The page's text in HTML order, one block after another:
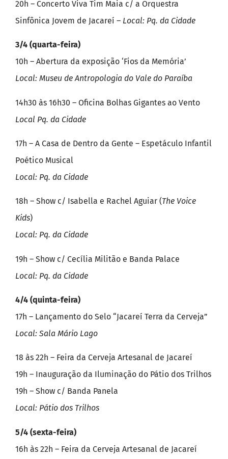
20h – Concerto Viva Tim Maia c/ a Orquestra
Sinfônica Jovem de Jacareí – Local: Pq. da Cidade
3/4 (quarta-feira)
10h – Abertura da exposição ‘Fios da Memória’
Local: Museu de Antropologia do Vale do Paraíba
14h30 às 16h30 – Oficina Bolhas Gigantes ao Vento
Local Pq. da Cidade
17h – A Casa de Dentro da Gente – Espetáculo Infantil
Poético Musical
Local: Pq. da Cidade
18h – Show c/ Isabella e Rachel Aguiar (The Voice
Kids)
Local: Pq. da Cidade
19h – Show c/ Cecília Militão e Banda Palace
Local: Pq. da Cidade
4/4 (quinta-feira)
17h – Lançamento do Selo “Jacareí Terra da Cerveja”
Local: Sala Mário Lago
18 às 22h – Feira da Cerveja Artesanal de Jacareí
19h – Inauguração da Iluminação do Pátio dos Trilhos
19h – Show c/ Banda Panela
Local: Pátio dos Trilhos
5/4 (sexta-feira)
16h às 22h – Feira da Cerveja Artesanal de Jacareí